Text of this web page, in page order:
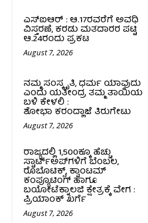
ಎಸ್‌ಐಆರ್‌ : ಆ.17ರವರೆಗೆ ಅವಧಿ
ವಿಸ್ತರಣೆ, ಕರಡು ಮತದಾರರ ಪಟ್ಟಿ
ಆ.24ರಂದು ಪ್ರಕಟ
August 7, 2026
ನಮ್ಮ ಸಂಸ್ಕೃತಿ, ಧರ್ಮ ಯಾವುದು
ಎಂದು ಯತೀಂದ್ರ ತಮ್ಮ ತಾಯಿಯ
ಬಳಿ ಕೇಳಲಿ :
ಶೋಭಾ ಕರಂದ್ಲಾಜೆ ತಿರುಗೇಟು
August 7, 2026
ರಾಜ್ಯದಲ್ಲಿ 1,500ಕ್ಕೂ ಹೆಚ್ಚು
ಸ್ಟಾರ್ಟ್‌ಅಪ್‌ಗಳಿಗೆ ಬೆಂಬಲ,
ರೊಬೊಟಿಕ್ಸ್, ಕ್ವಾಂಟಮ್
ಕಂಪ್ಯೂಟಿಂಗ್ ಹಾಗೂ
ಬಯೋಟೆಕ್ನಾಲಜಿ ಕ್ಷೇತ್ರಕ್ಕೆ ವೇಗ :
ಪ್ರಿಯಾಂಕ್‌ ಖರ್ಗೆ
August 7, 2026